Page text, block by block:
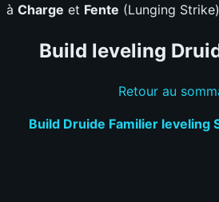
à Charge et Fente (Lunging
Build leveling
Retour au
Build Druide Familier leveling